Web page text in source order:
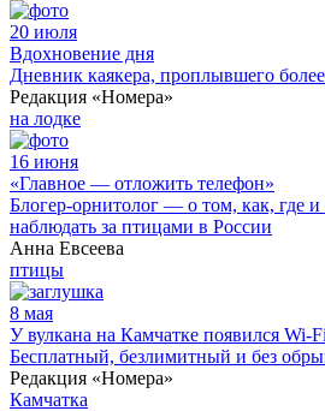
20 июля
Вдохновение дня
Дневник каякера, проплывшего
Редакция «Номера»
на лодке
16 июня
«Главное — отложить телефон»
Блогер-орнитолог — о том, как, где и
наблюдать за птицами в России
Анна Евсеева
птицы
8 мая
У вулкана на Камчатке появился Wi-Fi
Бесплатный, безлимитный и без
Редакция «Номера»
Камчатка